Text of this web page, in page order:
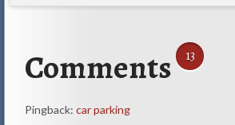
Comments 13
Pingback:car parking